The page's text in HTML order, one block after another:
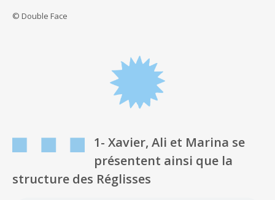
© Double Face
1- Xavier, Ali et Marina se
présentent ainsi que la
structure des Réglisses